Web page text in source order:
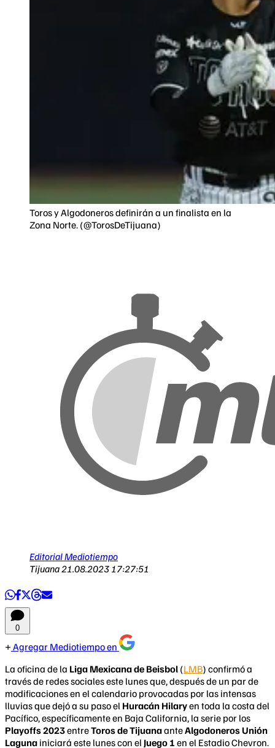
Toros y Algodoneros definirán a un finalista en la
Zona Norte. (@TorosDeTijuana)
Editorial Mediotiempo
Tijuana21.08.2023 17:27:51
0
Agregar Mediotiempo en
La oficina de la Liga Mexicana de Beisbol (LMB) confirmó a
través de redes sociales este lunes que, después de un par de
modificaciones en el calendario provocadas por las intensas
lluvias que dejó a su paso el Huracán Hilaryen toda la costa del
Pacífico, específicamente en Baja California, la serie por los
Playoffs 2023entreToros de TijuanaanteAlgodoneros Unión
Laguna iniciará este lunes con el Juego 1 en el Estadio Chevron.